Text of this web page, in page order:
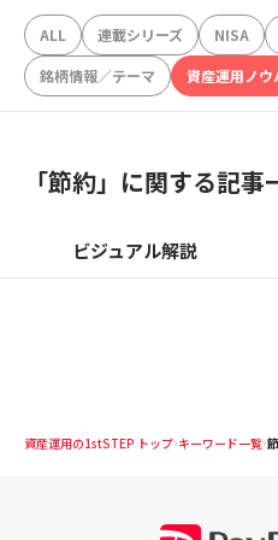
ALL 連載シリーズ NISA
銘柄情報／テーマ
資産運用ノウ
「節約」に関する記事
ビジュアル解説
資産運用の1stSTEP トップ キーワード一覧